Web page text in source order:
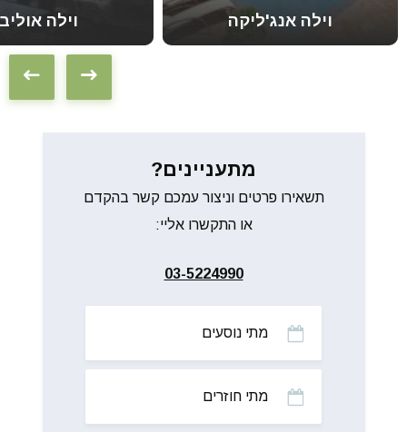
וילה אנג'ליקה וילה
מתעניינים?
תשאירו פרטים וניצור עמכם קשר בהקדם
או התקשרו אליי:
03-5224990